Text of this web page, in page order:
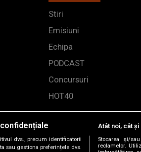
Stiri
Emisiuni
Echipa
PODCAST
Concursuri
HOT40
dvs., precum identificatorii
sau gestiona preferințele dvs.
Atât noi, cât
Stocarea și/
reclamelor.